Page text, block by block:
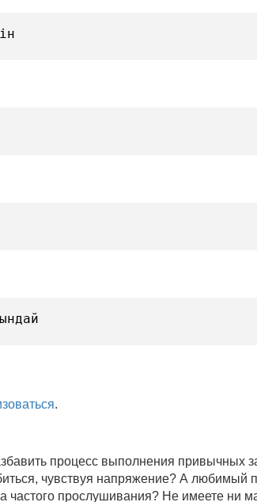
.
процесс выполнения
чувствуя напряжение? А любимый
частого прослушивания? Не имеете ни